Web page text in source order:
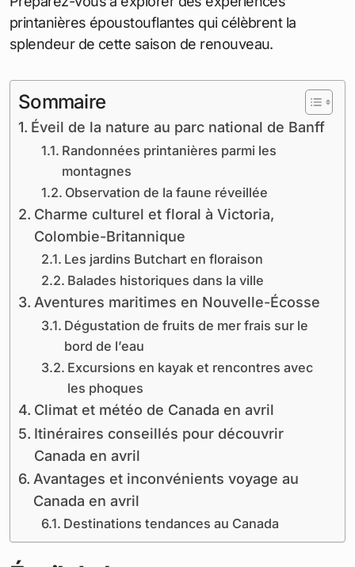
printanières époustouflantes qui célèbrent la
splendeur de cette saison de renouveau.
Sommaire
Éveil de la nature au parc national de Banff
Randonnées printanières parmi les
montagnes
Observation de la faune réveillée
Charme culturel et floral à Victoria,
Colombie-Britannique
Les jardins Butchart en floraison
Balades historiques dans la ville
Aventures maritimes en Nouvelle-Écosse
Dégustation de fruits de mer frais sur le
bord de l’eau
Excursions en kayak et rencontres avec
les phoques
Climat et météo de Canada en avril
Itinéraires conseillés pour découvrir
Canada en avril
Avantages et inconvénients voyage au
Canada en avril
Destinations tendances au Canada